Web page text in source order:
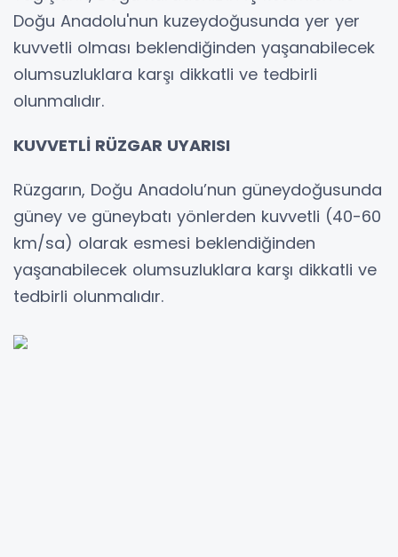
Doğu Anadolu'nun kuzeydoğusunda yer yer
kuvvetli olması beklendiğinden yaşanabilecek
olumsuzluklara karşı dikkatli ve tedbirli
olunmalıdır.
KUVVETLİ RÜZGAR UYARISI
Rüzgarın, Doğu Anadolu’nun güneydoğusunda
güney ve güneybatı yönlerden kuvvetli (40-60
km/sa) olarak esmesi beklendiğinden
yaşanabilecek olumsuzluklara karşı dikkatli ve
tedbirli olunmalıdır.